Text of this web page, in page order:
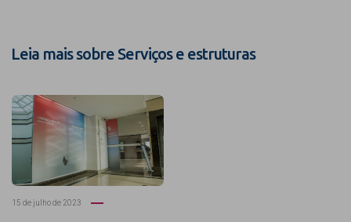
Leia mais sobre Serviços e estruturas
15 de julho de 2023